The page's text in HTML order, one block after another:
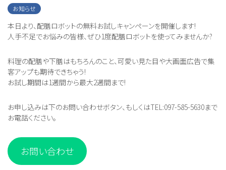
お知らせ
本日より、配膳ロボットの無料お試しキャンペーンを開催します!
人手不足でお悩みの皆様、ぜひ1度配膳ロボットを使ってみませんか?
料理の配膳や下膳はもちろんのこと、可愛い見た目や大画面広告で集
客アップも期待できちゃう!
お試し期間は1週間から最大2週間まで!
お申し込みは下のお問い合わせボタン、もしくはTEL:097-585-5630まで
お電話ください。
お問い合わせ